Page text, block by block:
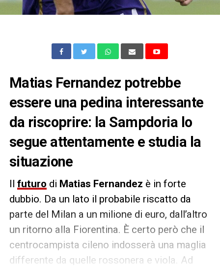
Matias Fernandez potrebbe
essere una pedina interessante
da riscoprire: la Sampdoria lo
segue attentamente e studia la
situazione
Il futuro di Matias Fernandez è in forte
dubbio. Da un lato il probabile riscatto da
parte del Milan a un milione di euro, dall’altro
un ritorno alla Fiorentina. È certo però che il
centrocampista cileno indosserà una maglia
differente da quelle rossonera e viola. Ad